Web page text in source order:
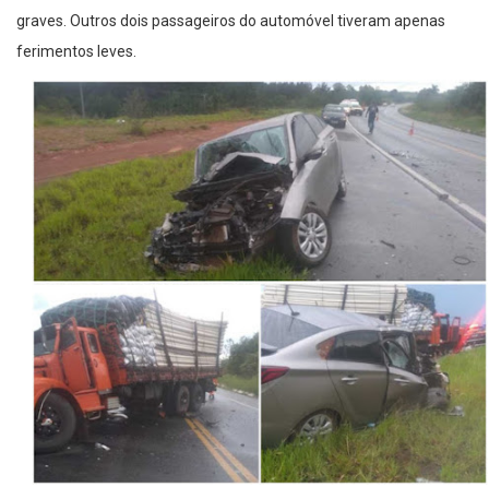
graves. Outros dois passageiros do automóvel tiveram apenas
ferimentos leves.